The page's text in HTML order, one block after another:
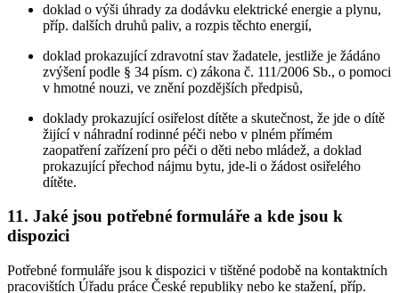
doklad o výši úhrady za dodávku elektrické energie a plynu,
příp. dalších druhů paliv, a rozpis těchto energií,
doklad prokazující zdravotní stav žadatele, jestliže je žádáno
zvýšení podle § 34 písm. c) zákona č. 111/2006 Sb., o pomoci
v hmotné nouzi, ve znění pozdějších předpisů,
doklady prokazující osiřelost dítěte a skutečnost, že jde o dítě
žijící v náhradní rodinné péči nebo v plném přímém
zaopatření zařízení pro péči o děti nebo mládež, a doklad
prokazující přechod nájmu bytu, jde-li o žádost osiřelého
dítěte.
11. Jaké jsou potřebné formuláře a kde jsou k
dispozici
Potřebné formuláře jsou k dispozici v tištěné podobě na kontaktních
pracovištích Úřadu práce České republiky nebo ke stažení, příp.